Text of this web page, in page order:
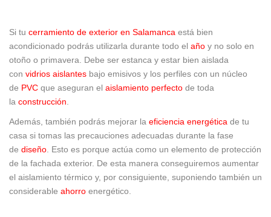
Si tu cerramiento de exterior en Salamanca está bien
acondicionado podrás utilizarla durante todo el año y no solo en
otoño o primavera. Debe ser estanca y estar bien aislada
con vidrios aislantes bajo emisivos y los perfiles con un núcleo
de PVC que aseguran el aislamiento perfecto de toda
la construcción
Además, también podrás mejorar la eficiencia energética de tu
casa si tomas las precauciones adecuadas durante la fase
de diseño . Esto es porque actúa como un elemento de protección
de la fachada exterior. De esta manera conseguiremos aumentar
el aislamiento térmico y, por consiguiente, suponiendo también un
considerable ahorro energético.